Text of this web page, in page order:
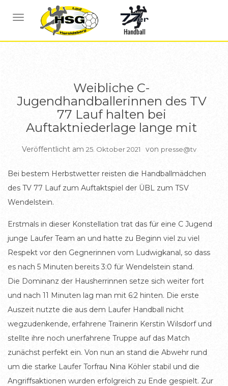
NAVIGATION UMSCHALTEN
BERICHTE WEIBL C JUGEND
Weibliche C-
Jugendhandballerinnen des TV
77 Lauf halten bei
Auftaktniederlage lange mit
Veröffentlicht am 25. Oktober 2021 von presse@tv
Bei bestem Herbstwetter reisten die Handballmädchen
des TV 77 Lauf zum Auftaktspiel der ÜBL zum TSV
Wendelstein.
Erstmals in dieser Konstellation trat das für eine C Jugend
junge Laufer Team an und hatte zu Beginn viel zu viel
Respekt vor den Gegnerinnen vom Ludwigkanal, so dass
es nach 5 Minuten bereits 3:0 für Wendelstein stand.
Die Dominanz der Hausherrinnen setze sich weiter fort
und nach 11 Minuten lag man mit 6:2 hinten. Die erste
Auszeit nutzte die aus dem Laufer Handball nicht
wegzudenkende, erfahrene Trainerin Kerstin Wilsdorf und
stellte ihre noch unerfahrene Truppe auf das Match
zunächst perfekt ein. Von nun an stand die Abwehr rund
um die starke Laufer Torfrau Nina Köhler stabil und die
Angriffsaktionen wurden erfolgreich zu Ende gespielt. Zur